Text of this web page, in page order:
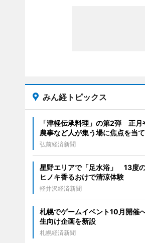
みん経トピックス
「津軽伝承料理」の第2弾 正月
農事など人が集う場に焦点を当
弘前経済新聞
星野エリアで「足水浴」 13度
ヒノキ香るおけで清涼体験
軽井沢経済新聞
札幌でゲームイベント10月開
生向け企画を新設
札幌経済新聞